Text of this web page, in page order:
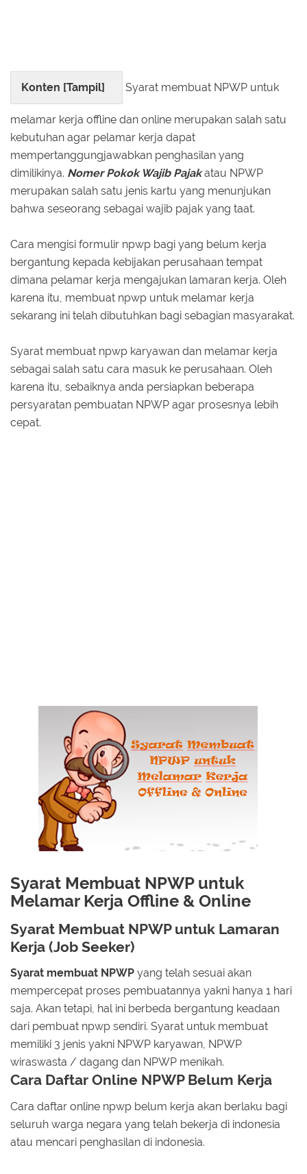
Konten [Tampil] Syarat membuat NPWP untuk
melamar kerja offline dan online merupakan salah satu
kebutuhan agar pelamar kerja dapat
mempertanggungjawabkan penghasilan yang
dimilikinya. Nomer Pokok Wajib Pajakatau NPWP
merupakan salah satu jenis kartu yang menunjukan
bahwa seseorang sebagai wajib pajak yang taat.
Cara mengisi formulir npwp bagi yang belum kerja
bergantung kepada kebijakan perusahaan tempat
dimana pelamar kerja mengajukan lamaran kerja. Oleh
karena itu, membuat npwp untuk melamar kerja
sekarang ini telah dibutuhkan bagi sebagian masyarakat.
Syarat membuat npwp karyawan dan melamar kerja
sebagai salah satu cara masuk ke perusahaan. Oleh
karena itu, sebaiknya anda persiapkan beberapa
persyaratan pembuatan NPWP agar prosesnya lebih
cepat.
Syarat Membuat NPWP untuk
Melamar Kerja Offline & Online
Syarat Membuat NPWP untuk Lamaran
Kerja (Job Seeker)
Syarat membuat NPWP yang telah sesuai akan
mempercepat proses pembuatannya yakni hanya 1 hari
saja. Akan tetapi, hal ini berbeda bergantung keadaan
dari pembuat npwp sendiri. Syarat untuk membuat
memiliki 3 jenis yakni NPWP karyawan, NPWP
wiraswasta / dagang dan NPWP menikah.
Cara Daftar Online NPWP Belum Kerja
Cara daftar online npwp belum kerja akan berlaku bagi
seluruh warga negara yang telah bekerja di indonesia
atau mencari penghasilan di indonesia.